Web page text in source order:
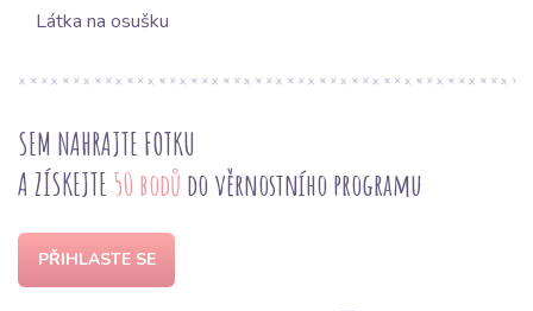
Látka na osušku
SEM NAHRAJTE FOTKU
A ZÍSKEJTE 50 bodů do věrnostního programu
PŘIHLASTE SE